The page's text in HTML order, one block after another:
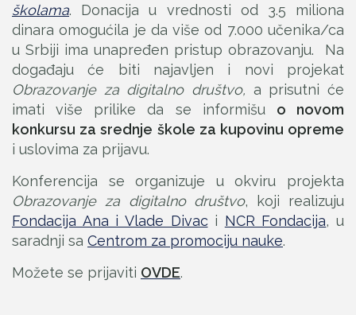
školama. Donacija u vrednosti od 3.5 miliona
dinara omogućila je da više od 7.000 učenika/ca
u Srbiji ima unapređen pristup obrazovanju. Na
događaju će biti najavljen i novi projekat
Obrazovanje za digitalno društvo, a prisutni će
imati više prilike da se informišu o novom
konkursu za srednje škole za kupovinu opreme
i uslovima za prijavu.
Konferencija se organizuje u okviru projekta
Obrazovanje za digitalno društvo, koji realizuju
Fondacija Ana i Vlade Divaci NCR Fondacija, u
saradnji sa Centrom za promociju nauke.
Možete se prijaviti OVDE.